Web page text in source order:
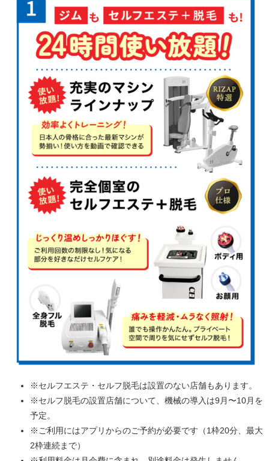
※セルフエステ・セルフ脱毛は設置のない店舗もあります。
※セルフ脱毛の設置店舗について、機械の導入は9月〜10月を
予定。
※ご利用にはアプリからのご予約が必要です（1枠20分、最大
2枠連続まで）